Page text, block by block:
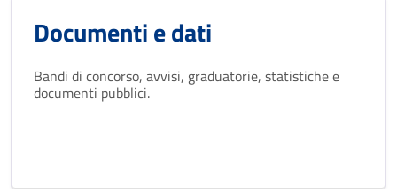
Documenti e dati
Bandi di concorso, avvisi, graduatorie, statistiche e
documenti pubblici.